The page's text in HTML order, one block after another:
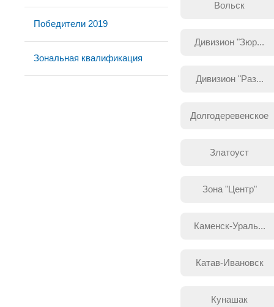
Победители 2019
Зональная квалификация
Вольск
Дивизион "Зюр...
Дивизион "Раз...
Долгодеревенское
Златоуст
Зона "Центр"
Каменск-Ураль...
Катав-Ивановск
Кунашак